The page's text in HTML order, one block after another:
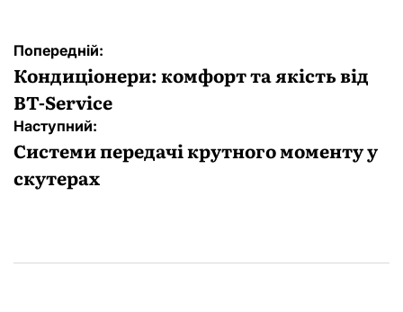
Навігація
записів
Попередній:
Кондиціонери: комфорт та якість від
BT-Service
Наступний:
Системи передачі крутного моменту у
скутерах